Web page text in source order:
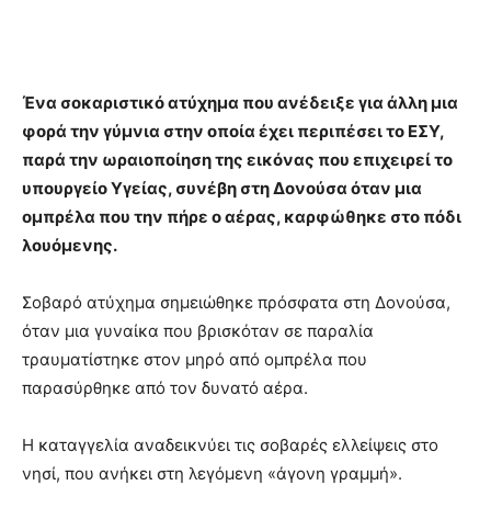
Ένα σοκαριστικό ατύχημα που ανέδειξε για άλλη μια
φορά την γύμνια στην οποία έχει περιπέσει το ΕΣΥ,
παρά την ωραιοποίηση της εικόνας που επιχειρεί το
υπουργείο Υγείας, συνέβη στη Δονούσα όταν μια
ομπρέλα που την πήρε ο αέρας, καρφώθηκε στο πόδι
λουόμενης.
Σοβαρό ατύχημα σημειώθηκε πρόσφατα στη Δονούσα,
όταν μια γυναίκα που βρισκόταν σε παραλία
τραυματίστηκε στον μηρό από ομπρέλα που
παρασύρθηκε από τον δυνατό αέρα.
Η καταγγελία αναδεικνύει τις σοβαρές ελλείψεις στο
νησί, που ανήκει στη λεγόμενη «άγονη γραμμή».